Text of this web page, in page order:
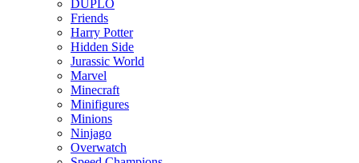
DUPLO
Friends
Harry Potter
Hidden Side
Jurassic World
Marvel
Minecraft
Minifigures
Minions
Ninjago
Overwatch